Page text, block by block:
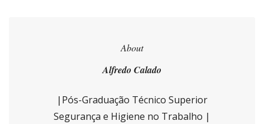
About
Alfredo Calado
|Pós-Graduação Técnico Superior
Segurança e Higiene no Trabalho |